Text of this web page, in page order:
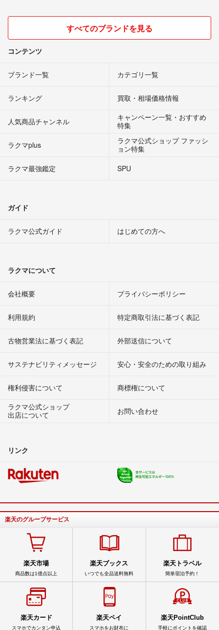
すべてのブランドを見る
コンテンツ
ブランド一覧 カテゴリ一覧
ランキング 買取・相場価格情報
人気商品チャンネル
キャンペーン一覧・おすすめ
特集
ラクマplus
ラクマ公式ショップ ファッシ
ョン特集
ラクマ最強鑑定
SPU
ガイド
ラクマ公式ガイド はじめての方へ
ラクマについて
会社概要 プライバシーポリシー
利用規約 特定商取引法に基づく表記
古物営業法に基づく表記 外部送信について
サステナビリティメッセージ 安心・安全のための取り組み
権利侵害について
商標権について
ラクマ公式ショップ
出店について
お問い合わせ
リンク
楽天のグループサービス
楽天市場
商品数は1億点以上
楽天ブックス
いつでも全品送料無料
楽天トラベル
簡単宿泊予約！
楽天カード
スマホでカンタン申込
楽天ペイ
スマホをお財布に
楽天PointClub
手軽にポイントを確認